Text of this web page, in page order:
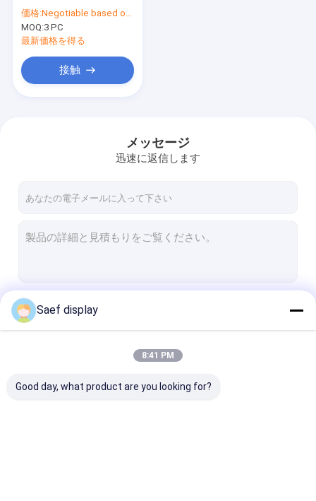
わたしたち に つい て
工場 ツアー
ニュース
QCIFの範囲RoHS
価格:Negotiable based on order lot quantity
MOQ:3 PC
最新価格を得る
接触
メッセージ
迅速に返信します
Saef display
8:41 PM
Good day, what product are you looking for?